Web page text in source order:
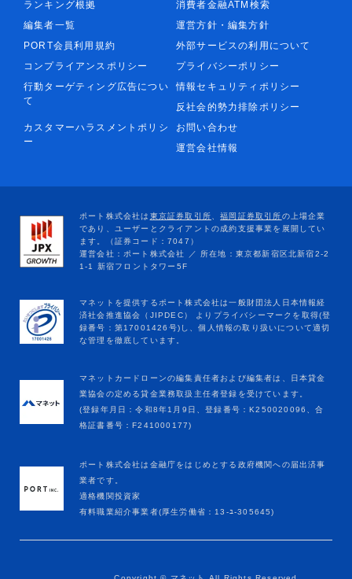
ランキング根拠
消費者金融ATM検索
編集者一覧
運営方針・編集方針
PORT会員利用規約
外部サービスの利用について
コンプライアンスポリシー
プライバシーポリシー
行動ターゲティング広告につい
て
情報セキュリティポリシー
反社会的勢力排除ポリシー
カスタマーハラスメントポリシ
ー
お問い合わせ
運営会社情報
マネットカードローンの編集責任者および編集者は、日本貸金
業協会の定める貸金業務取扱主任者登録を受けています。
(登録年月日：令和8年1月9日、登録番号：K250020096、合
格証書番号：F241000177)
ポート株式会社は金融庁をはじめとする政府機関への届出済事
業者です。
適格機関投資家
有料職業紹介事業者(厚生労働省：13-ﾕ-305645)